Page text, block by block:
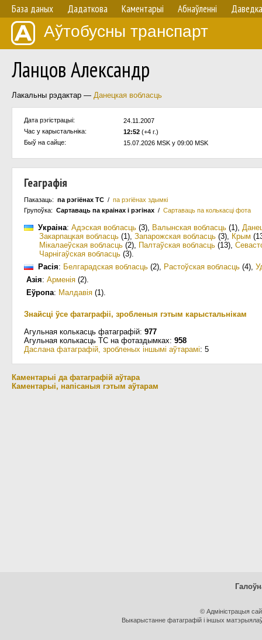
База даных Дадаткова Каментарыі Абнаўленнi Даведка
Аўтобусны транспарт
Ланцов Александр
Лакальны рэдактар — Данецкая вобласць
Дата рэгістрацыі:
24.11.2007
Час у карыстальнiка:
12:52 (+4 г.)
Быў на сайце:
15.07.2026 MSK у 09:00 MSK
Геаграфія
Паказаць: па рэгіёнах ТС / па рэгіёнах здымкі
Групоўка: Сартаваць па краiнах i рэгінах / Сартаваць па колькасцi фота
Украіна: Адэская вобласць (3), Валынская вобласць (1),
Закарпацкая вобласць (1), Запарожская вобласць (3), Крым
Мікалаеўская вобласць (2), Палтаўская вобласць (13),
Чарнігаўская вобласць (3).
Расія: Белгарадская вобласць (2), Растоўская вобласць (4),
Азія: Арменія (2).
Еўропа: Малдавія (1).
Знайсці ўсе фатаграфіі, зробленыя гэтым карыстальнікам
Агульная колькасць фатаграфій: 977
Агульная колькасць ТС на фотаздымках: 958
Даслана фатаграфій, зробленых іншымі аўтарамі: 5
Каментарыі да фатаграфій аўтара
Каментарыі, напісаныя гэтым аўтарам
© Адміністрацыя
Выкарыстанне фатаграфій і іншых